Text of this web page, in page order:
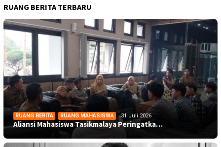
RUANG BERITA TERBARU
RUANG BERITA , RUANG MAHASISWA 31 Juli 2026
Aliansi Mahasiswa Tasikmalaya Peringatka…